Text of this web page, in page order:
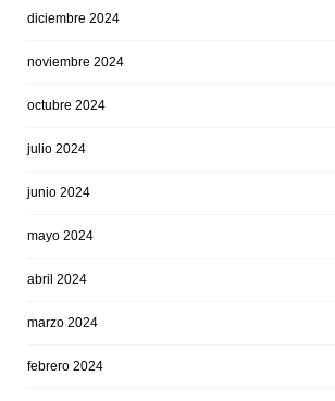
diciembre 2024
noviembre 2024
octubre 2024
julio 2024
junio 2024
mayo 2024
abril 2024
marzo 2024
febrero 2024